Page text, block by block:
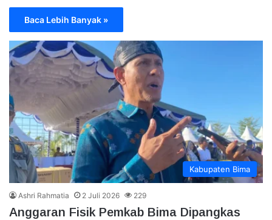
Baca Lebih Banyak »
Kabupaten Bima
Ashri Rahmatia 2 Juli 2026 229
Anggaran Fisik Pemkab Bima Dipangkas